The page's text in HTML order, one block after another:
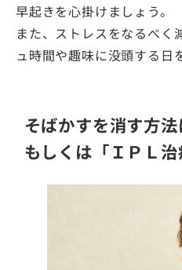
早起きを心掛けましょう。
また、ストレスをなるべく
ュ時間や趣味に没頭する日
そばかすを消す方法
もしくは「ＩＰＬ治